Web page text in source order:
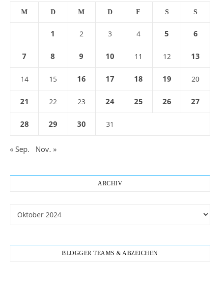
M D M D F S S
1 2 3 4 5 6
7 8 9 10 11 12 13
14 15 16 17 18 19 20
21 22 23 24 25 26 27
28 29 30 31
« Sep. Nov. »
ARCHIV
Archiv
BLOGGER TEAMS & ABZEICHEN